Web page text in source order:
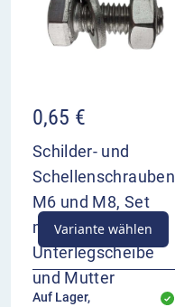
Bezugszeichen
0,65 €
Schilder- und
Schellenschrauben
M6 und M8, Set
mit Schraube,
Unterlegscheibe
und Mutter
Variante wählen
Auf Lager,